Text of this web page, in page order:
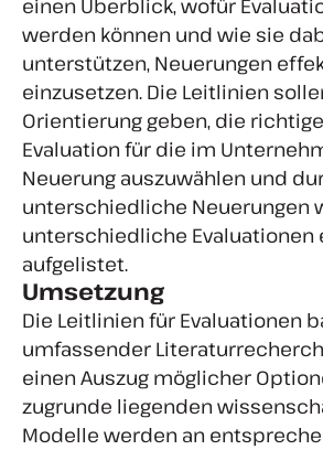
einen Überblick, wofür
werden können und wie sie
unterstützen, Neuerungen
einzusetzen. Die Leitlinien
Orientierung geben, die
Evaluation für die im
Neuerung auszuwählen und
unterschiedliche Neuerungen
unterschiedliche Evaluationen
aufgelistet.
Umsetzung
Die Leitlinien für Evaluationen
umfassender
einen Auszug möglicher
zugrunde liegenden
Modelle werden an